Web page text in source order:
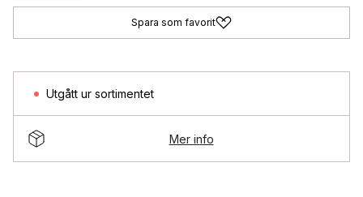
Spara som favorit
Utgått ur sortimentet
Mer info